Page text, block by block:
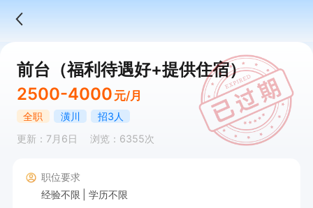
前台（福利待遇好+提供住宿）
2500-4000 元/月
全职 潢川
招3人
更新：7月6日
浏览：6355次
职位要求
经验不限
学历不限